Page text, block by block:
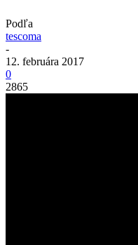
Podľa
tescoma
-
12. februára 2017
0
2865